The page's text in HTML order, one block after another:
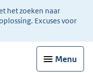
het zoeken naar
Excuses voor
Menu